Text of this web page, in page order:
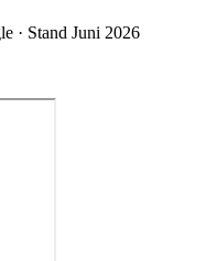
· Stand Juni 2026